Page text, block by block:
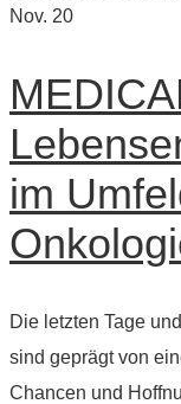
Nov. 20
im
Die letzten Tage
sind geprägt von
Chancen und